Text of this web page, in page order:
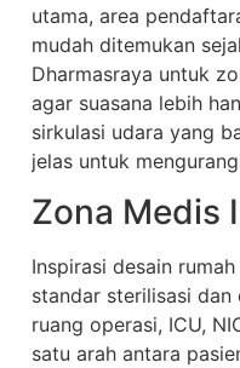
utama, area
mudah ditemukan
Dharmasraya untuk
agar suasana lebih
sirkulasi udara yang
jelas untuk
Zona Medis
Inspirasi desain
standar sterilisasi dan
ruang operasi, ICU,
satu arah antara